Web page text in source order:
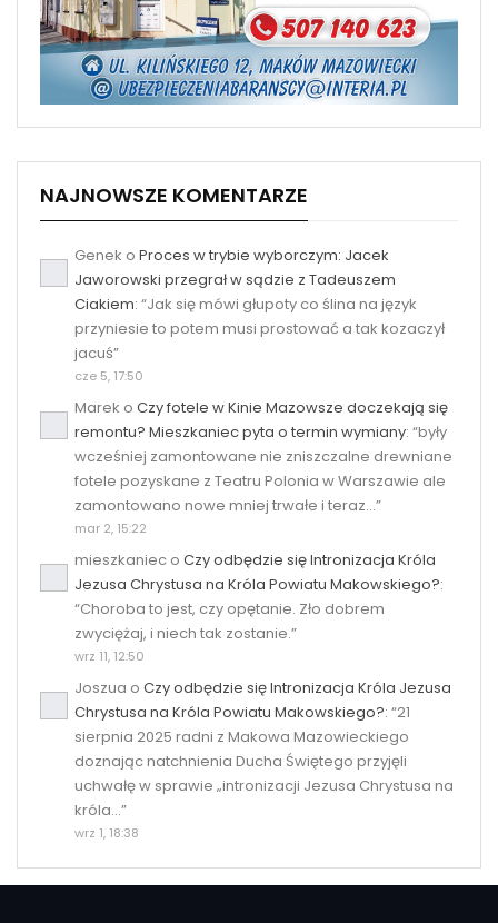
NAJNOWSZE KOMENTARZE
Genek o Proces w trybie wyborczym: Jacek
Jaworowski przegrał w sądzie z Tadeuszem
Ciakiem: “Jak się mówi głupoty co ślina na język
przyniesie to potem musi prostować a tak kozaczył
jacuś”
cze 5, 17:50
Marek o Czy fotele w Kinie Mazowsze doczekają się
remontu? Mieszkaniec pyta o termin wymiany: “były
wcześniej zamontowane nie zniszczalne drewniane
fotele pozyskane z Teatru Polonia w Warszawie ale
zamontowano nowe mniej trwałe i teraz…”
mar 2, 15:22
mieszkaniec o Czy odbędzie się Intronizacja Króla
Jezusa Chrystusa na Króla Powiatu Makowskiego?:
“Choroba to jest, czy opętanie. Zło dobrem
zwyciężaj, i niech tak zostanie.”
wrz 11, 12:50
Joszua o Czy odbędzie się Intronizacja Króla Jezusa
Chrystusa na Króla Powiatu Makowskiego?: “21
sierpnia 2025 radni z Makowa Mazowieckiego
doznając natchnienia Ducha Świętego przyjęli
uchwałę w sprawie „intronizacji Jezusa Chrystusa na
króla…”
wrz 1, 18:38